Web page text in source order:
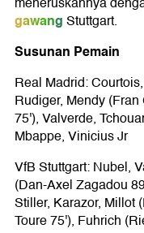
gawangStuttgart.
Susunan Pemain
Real Madrid:
Rudiger, Mendy
75'), Valverde,
Mbappe, Vinicius Jr
VfB Stuttgart: Nubel,
(Dan-Axel Zagadou
Stiller, Karazor, Millot
Toure 75'), Fuhrich